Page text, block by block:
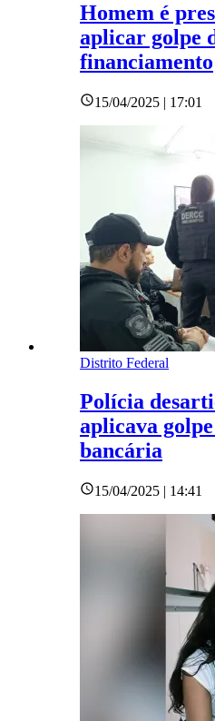
Homem é
aplicar golpe
financiamento
15/04/2025 | 17:01
Distrito Federal
Polícia
aplicava
bancária
15/04/2025 | 14:41